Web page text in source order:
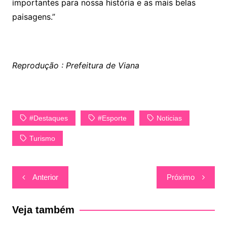
importantes para nossa história e as mais belas
paisagens.”
Reprodução : Prefeitura de Viana
#Destaques #Esporte Noticias
Turismo
Navegação
de
Post
Anterior Próximo
Veja também